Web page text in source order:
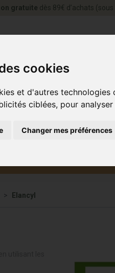
cookies
et d'autres
ciblées, pour
Changer mes préférences
gratuite dès 89€ d’achats
Elancyl